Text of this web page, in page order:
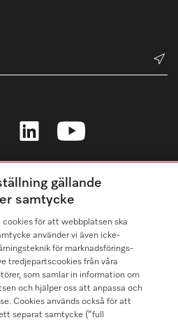
gällande
samtycke
cookies för att webbplatsen ska
använder vi även icke-
för marknadsförings-
tredjepartscookies från våra
som samlar in information om
och hjälper oss att anpassa och
Cookies används också för att
separat samtycke (“full